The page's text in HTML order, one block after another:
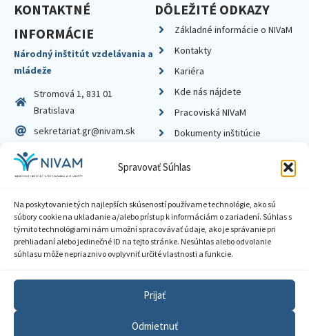
Spravovať Súhlas
Na poskytovanie tých najlepších skúseností používame technológie, ako sú
súbory cookie na ukladanie a/alebo prístup k informáciám o zariadení. Súhlas s
týmito technológiami nám umožní spracovávať údaje, ako je správanie pri
prehliadaní alebo jedinečné ID na tejto stránke. Nesúhlas alebo odvolanie
súhlasu môže nepriaznivo ovplyvniť určité vlastnosti a funkcie.
Prijať
Odmietnuť
KONTAKTNÉ
INFORMÁCIE
Národný inštitút vzdelávania a
mládeže
Stromová 1, 831 01
Bratislava
sekretariat.gr@nivam.sk
IČO: 00164348
DIČ: 2020798714
DÔLEŽITÉ ODKAZY
Základné informácie o NIVaM
Kontakty
Kariéra
Kde nás nájdete
Pracoviská NIVaM
Dokumenty inštitúcie
Zásady ochrany súkromia
Sprístupnenie informácií